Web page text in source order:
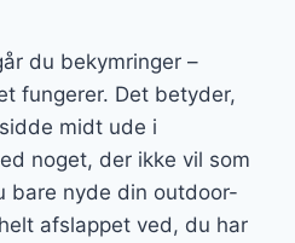
du bekymringer –
fungerer. Det betyder,
midt ude i
noget, der ikke vil som
bare nyde din outdoor-
afslappet ved, du har